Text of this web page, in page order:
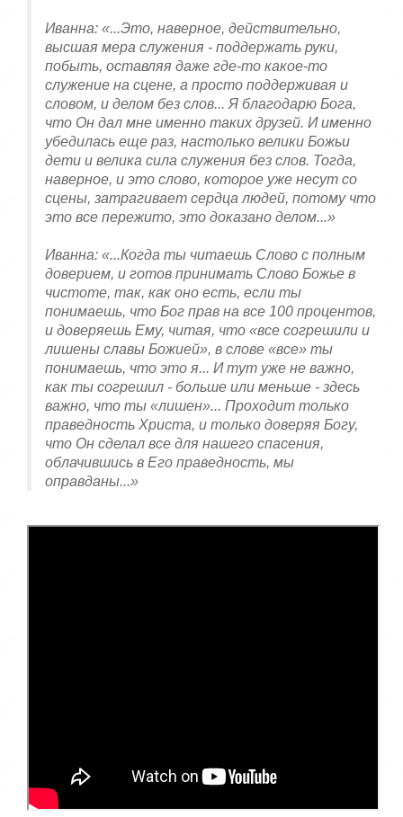
Иванна: «...Это, наверное, действительно,
высшая мера служения - поддержать руки,
побыть, оставляя даже где-то какое-то
служение на сцене, а просто поддерживая и
словом, и делом без слов... Я благодарю Бога,
что Он дал мне именно таких друзей. И именно
убедилась еще раз, настолько велики Божьи
дети и велика сила служения без слов. Тогда,
наверное, и это слово, которое уже несут со
сцены, затрагивает сердца людей, потому что
это все пережито, это доказано делом...»
Иванна: «...Когда ты читаешь Слово с полным
доверием, и готов принимать Слово Божье в
чистоте, так, как оно есть, если ты
понимаешь, что Бог прав на все 100 процентов,
и доверяешь Ему, читая, что «все согрешили и
лишены славы Божией», в слове «все» ты
понимаешь, что это я... И тут уже не важно,
как ты согрешил - больше или меньше - здесь
важно, что ты «лишен»... Проходит только
праведность Христа, и только доверяя Богу,
что Он сделал все для нашего спасения,
облачившись в Его праведность, мы
оправданы...»